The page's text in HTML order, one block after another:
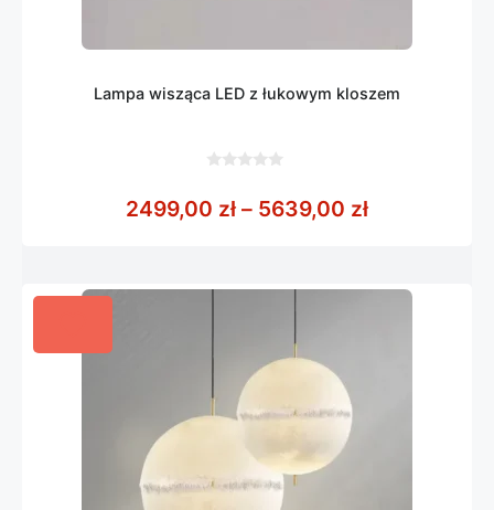
Lampa wisząca LED z łukowym kloszem
5
2499,00 zł – 5639,00 złZakres cen: